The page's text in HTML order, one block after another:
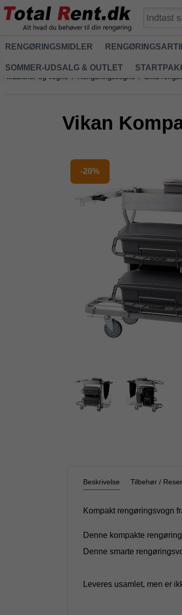
RENGØRINGSMIDLER
SOMMER-UDSALG & OUTLET
Maskiner og vogne / Rengøringsvogne / Små
Vikan
-20%
Beskrivelse Tilbehør /
Kompakt rengøringsvogn
Denne kompakte
Denne smarte
Leveres usamlet, men er